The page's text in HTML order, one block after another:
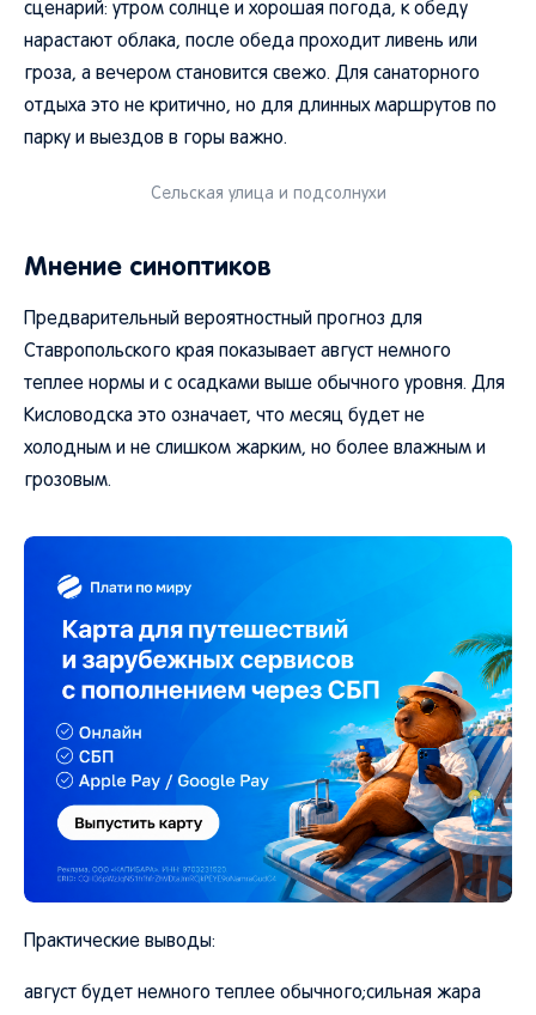
сценарий: утром солнце и хорошая погода, к обеду
нарастают облака, после обеда проходит ливень или
гроза, а вечером становится свежо. Для санаторного
отдыха это не критично, но для длинных маршрутов по
парку и выездов в горы важно.
Сельская улица и подсолнухи
Мнение синоптиков
Предварительный вероятностный прогноз для
Ставропольского края показывает август немного
теплее нормы и с осадками выше обычного уровня. Для
Кисловодска это означает, что месяц будет не
холодным и не слишком жарким, но более влажным и
грозовым.
Практические выводы:
август будет немного теплее обычного;сильная жара